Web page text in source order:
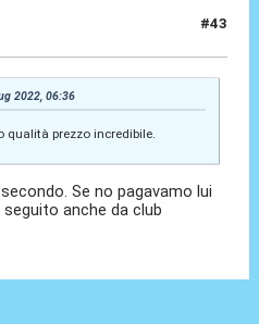
#43
2022, 06:36
qualità prezzo incredibile.
Se no pagavamo lui
anche da club